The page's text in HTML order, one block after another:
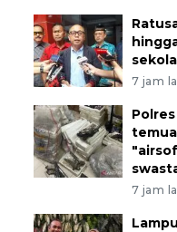
7 jam
7 jam